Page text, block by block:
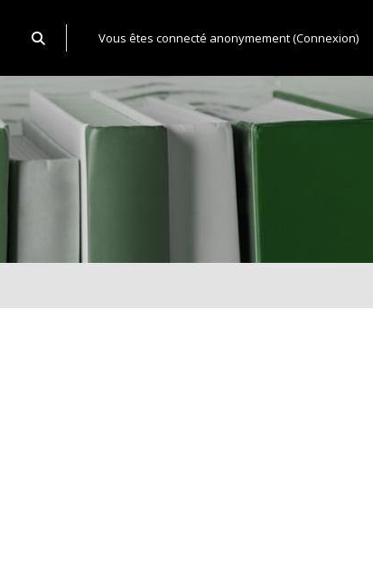
Activer/désactiver la saisie de recherche
Vous êtes connecté anonymement (Connexion)